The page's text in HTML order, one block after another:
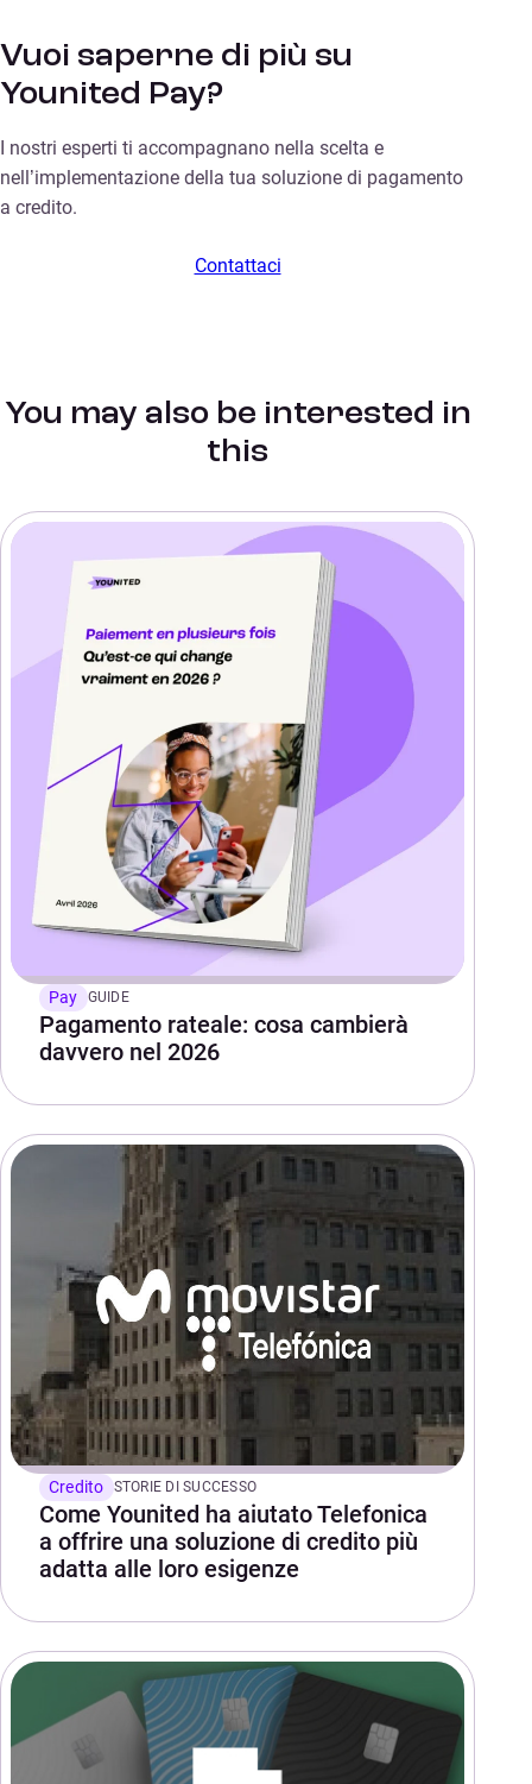
Vuoi saperne di più su
Younited Pay?
I nostri esperti ti accompagnano nella scelta e
nell’implementazione della tua soluzione di pagamento
a credito.
Contattaci
You may also be interested in
this
Pay GUIDE
Pagamento rateale: cosa cambierà
davvero nel 2026
Credito STORIE DI SUCCESSO
Come Younited ha aiutato Telefonica
a offrire una soluzione di credito più
adatta alle loro esigenze